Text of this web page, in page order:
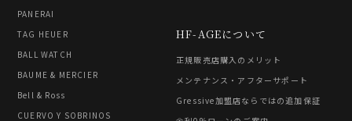
PANERAI
TAG HEUER
BALL WATCH
BAUME & MERCIER
Bell & Ross
CUERVO Y SOBRINOS
HF-AGEについて
正規販売店購入のメリット
メンテナンス・アフターサポート
Gressive加盟店ならではの追加保証